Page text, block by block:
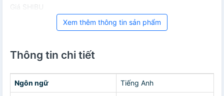
Giá SHIBU
Xem thêm thông tin sản phẩm
Thông tin chi tiết
Ngôn ngữ Tiếng Anh